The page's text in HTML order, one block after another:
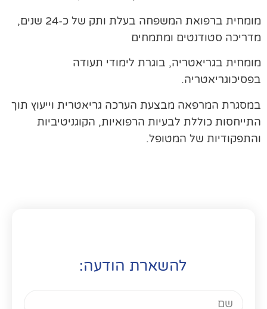
מומחית ברפואת המשפחה בעלת ותק של כ-24 שנים,
סטודנטים ומתמחים
בגריאטריה, בוגרת לימודי תעודה
המרפאה מבצעת הערכה גריאטרית וייעוץ תוך
כוללת לבעיות הרפואיות, הקוגניטיביות
של המטופל.
להשארת הודעה: